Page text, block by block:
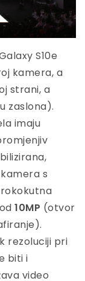
S10e
kamera, a
strani, a
zaslona).
imaju
s
10MP (otvor
rezoluciji pri
biti i
video